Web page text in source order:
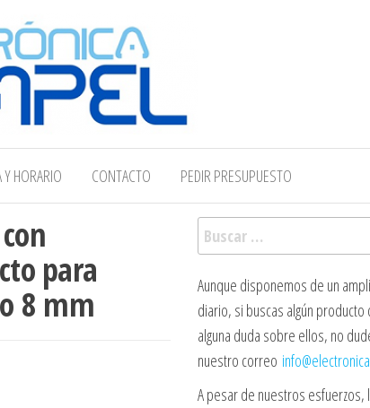
Electrónica COMPEL
HORARIO CONTACTO PEDIR PRESUPUESTO
para
8 mm
Buscar:
Aunque disponemos de un
diario, si buscas algún
alguna duda sobre ellos, no
nuestro correo
A pesar de nuestros esfuerzos,